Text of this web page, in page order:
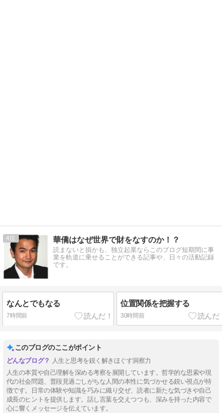
4 華僑はなぜ世界で財をなすのか！？
読まないと損かも、独立起業ならこのブログ短期間に事
業を軌道に乗せることができる記事や、日々の活動記録
です。
なんとでもなる
7時間前
位置関係を把握する
30時間前
このブログのここがポイント
人生と思考を鋭く解きほぐす洞察力
人生の本質や自己理解を深める考察を展開しています。哲学的な思索や現
代の社会問題、普段見過ごしがちな人間の本性に気づかせる鋭い視点が特
徴です。日常の体験や知識を巧みに織り交ぜ、読者に新たな気づきや自己
成長のヒントを提供します。話し言葉を交えつつも、深みを持った内容で
心に響くメッセージを伝えています。